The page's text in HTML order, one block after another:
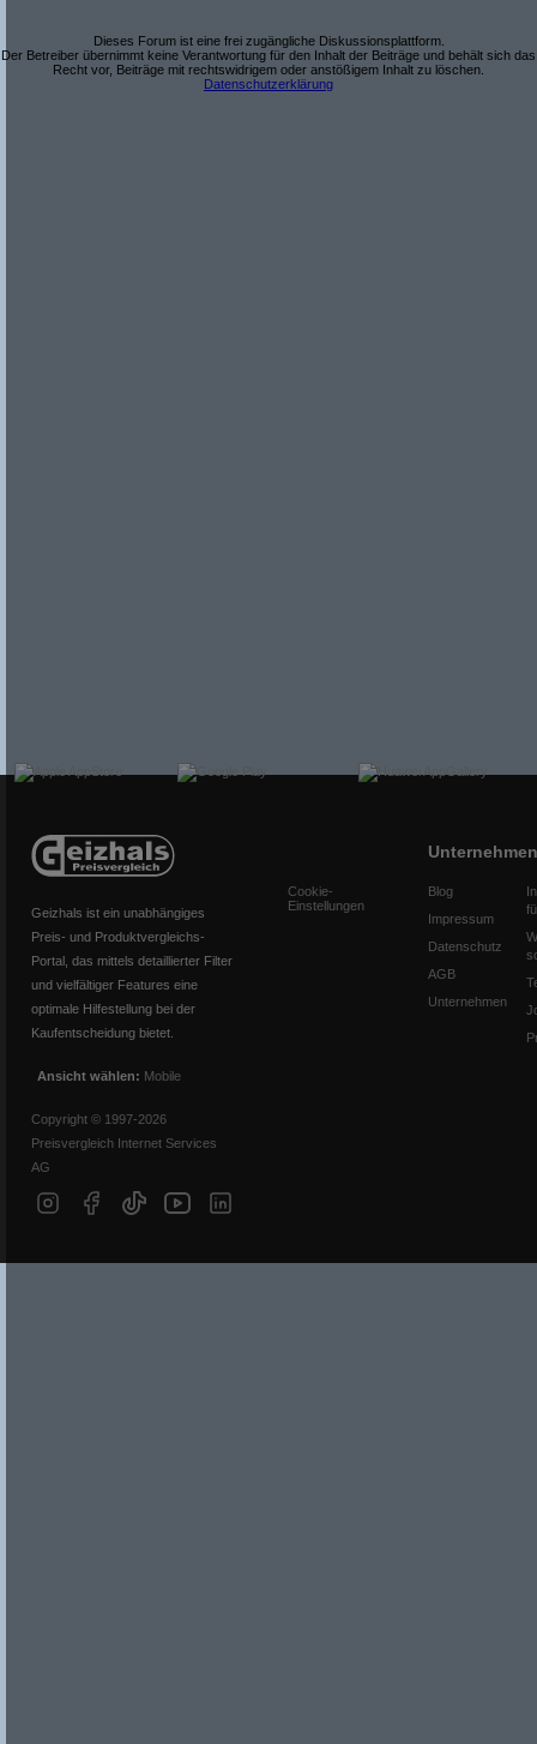
Dieses Forum ist eine frei zugängliche Diskussionsplattform.
Der Betreiber übernimmt keine Verantwortung für den Inhalt der Beiträge und behält sich das
Recht vor, Beiträge mit rechtswidrigem oder anstößigem Inhalt zu löschen.
Datenschutzerklärung
Geizhals ist ein unabhängiges
Preis- und Produktvergleichs-
Portal, das mittels detaillierter Filter
und vielfältiger Features eine
optimale Hilfestellung bei der
Kaufentscheidung bietet.
Ansicht wählen: Mobile
Copyright © 1997-2026
Preisvergleich Internet Services
AG
Cookie-
Einstellungen
Unternehmen
Blog
Impressum
Datenschutz
AGB
Unternehmen